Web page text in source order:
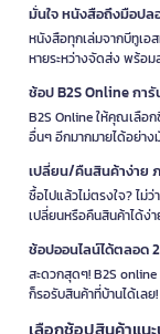
มั่นใจ หนังสือถึงมือป
หนังสือทุกเล่มจากบีทูเอ
หายระหว่างจัดส่ง พร้
ช้อป B2S Online กา
B2S Online ให้คุณเลือก
อื่นๆ อีกมากมายได้อย่า
เปลี่ยน/คืนสินค้าง่าย ภ
ซื้อไปแล้วไม่ตรงใจ? ไ
เปลี่ยนหรือคืนสินค้าได้ง่
ช้อปออนไลน์ได้ตลอด
สะดวกสุดๆ! B2S
ก็รอรับสินค้าที่บ้านได้เลย!
เลือกช้อปสินค้าแน